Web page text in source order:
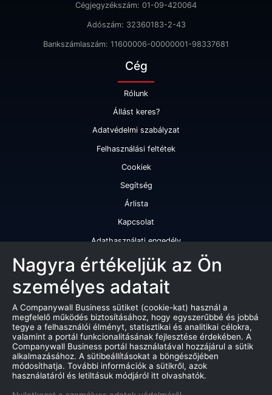
Cégjegyzékszám: 01-09-420064
Adószám: 32360183-2-43
Bankszámlaszám: 11600006-00000001-98337681
Cég
Rólunk
Állást keres?
Adatvédelmi szabályzat
Felhasználási feltétek
Cookiek
Segítség
Árlista
Kapcsolat
Adathasználati engedély
Szolgáltatásaink
Cégminősítés
Cégminősítési riport
Kiváló cégminősítési tanúsítvány
Termékek
Companywall Business - Adattovábbítási szerződés
Nagyra értékeljük az Ön
személyes adatait
A Companywall Business sütiket (cookie-kat) használ a
megfelelő működés biztosításához, hogy egyszerűbbé és jobbá
tegye a felhasználói élményt, statisztikai és analitikai célokra,
valamint a portál funkcionalitásának fejlesztése érdekében. A
Companywall Business portál használatával hozzájárul a sütik
alkalmazásához. A sütibeállításokat a böngészőjében
módosíthatja. További információk a sütikről, azok
használatáról és letiltásuk módjáról itt olvashatók.